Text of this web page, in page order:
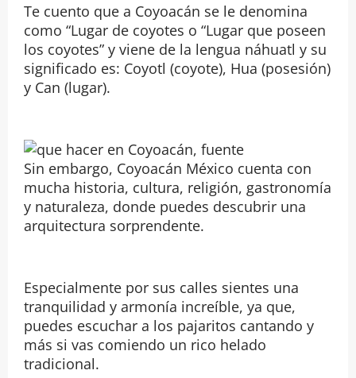
Te cuento que a Coyoacán se le denomina
como “Lugar de coyotes o “Lugar que poseen
los coyotes” y viene de la lengua náhuatl y su
significado es: Coyotl (coyote), Hua (posesión)
y Can (lugar).
Sin embargo, Coyoacán México cuenta con
mucha historia, cultura, religión, gastronomía
y naturaleza, donde puedes descubrir una
arquitectura sorprendente.
Especialmente por sus calles sientes una
tranquilidad y armonía increíble, ya que,
puedes escuchar a los pajaritos cantando y
más si vas comiendo un rico helado
tradicional.